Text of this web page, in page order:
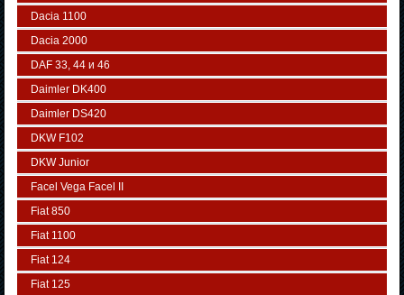
Dacia 1100
Dacia 2000
DAF 33, 44 и 46
Daimler DK400
Daimler DS420
DKW F102
DKW Junior
Facel Vega Facel II
Fiat 850
Fiat 1100
Fiat 124
Fiat 125